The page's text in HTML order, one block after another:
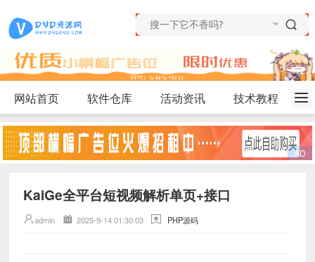
网站首页 软件仓库 活动资讯 技术教程
KaiGe全平台短视频解析单页+接口
admin 2025-9-14 01:30:03 PHP源码